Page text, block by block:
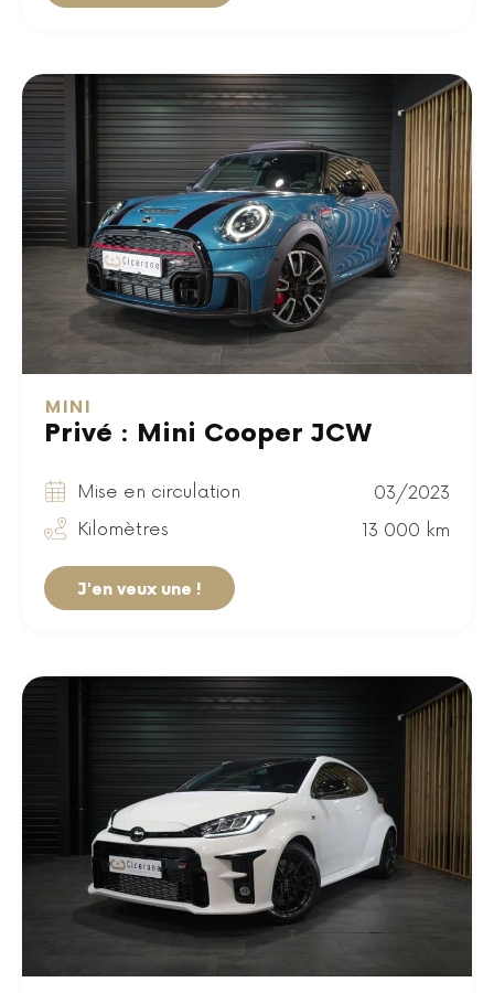
MINI
Privé : Mini Cooper JCW
Mise en circulation
03/2023
Kilomètres
13 000 km
J'en veux une !